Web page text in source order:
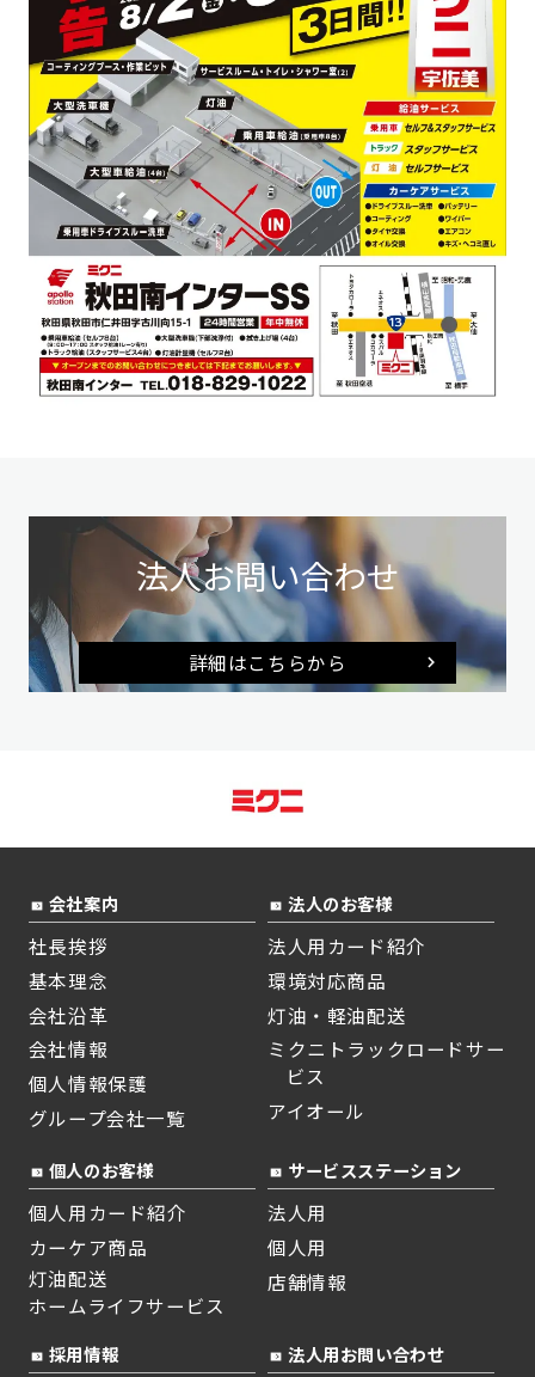
法人お問い合わせ
詳細はこちらから
会社案内
社長挨拶
基本理念
会社沿革
会社情報
個人情報保護
グループ会社一覧
法人のお客様
法人用カード紹介
環境対応商品
灯油・軽油配送
ミクニトラックロードサー
ビス
アイオール
個人のお客様
個人用カード紹介
カーケア商品
灯油配送
ホームライフサービス
サービスステーション
法人用
個人用
店舗情報
採用情報 法人用お問い合わせ